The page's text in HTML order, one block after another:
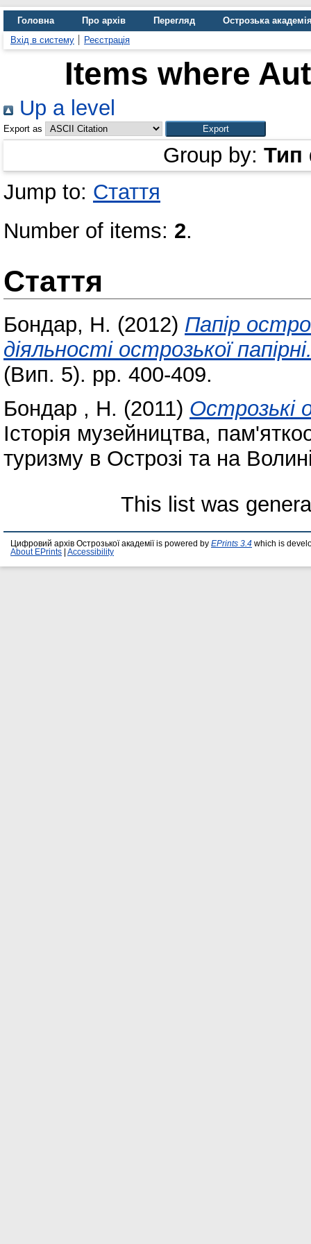
Головна Про архів Перегляд
Острозька
Вхід в систему
Реєстрація
Items where
Up a level
Export as
Group by: Тип
Jump to: Стаття
Number of items: 2.
Стаття
Бондар, Н. (2012) Папір
діяльності острозької
(Вип. 5). pp. 400-409.
Бондар , Н. (2011) Острозькі
Історія музейництва,
туризму в Острозі та на
This list was
Цифровий архів Острозької академії is powered by EPrints 3.4 which is
About EPrints
Accessibility